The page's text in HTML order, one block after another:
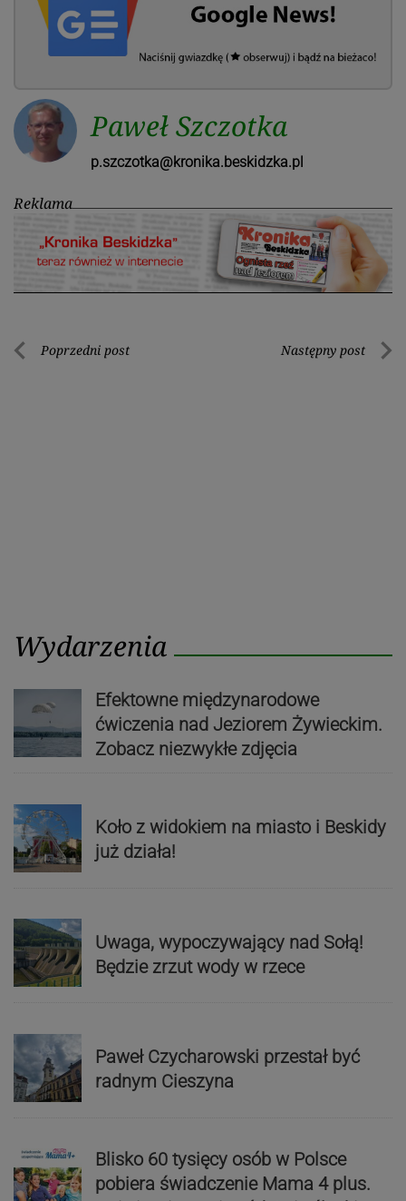
Paweł Szczotka
p.szczotka@kronika.beskidzka.pl
Reklama
Nawigacja
Poprzedni post Następny post
Wydarzenia
Efektowne międzynarodowe
ćwiczenia nad Jeziorem Żywieckim.
Zobacz niezwykłe zdjęcia
Koło z widokiem na miasto i Beskidy
już działa!
Uwaga, wypoczywający nad Sołą!
Będzie zrzut wody w rzece
Paweł Czycharowski przestał być
radnym Cieszyna
Blisko 60 tysięcy osób w Polsce
pobiera świadczenie Mama 4 plus.